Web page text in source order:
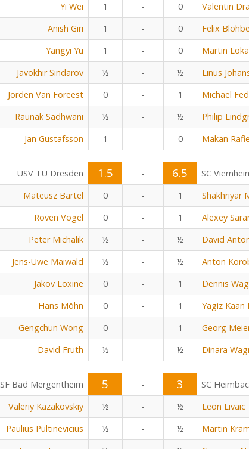
Yi Wei 1 - 0 Valentin
Anish Giri 1 - 0 Felix
Yangyi Yu 1 - 0 Martin
Javokhir Sindarov ½ - ½ Linus
Jorden Van Foreest 0 - 1 Michael
Raunak Sadhwani ½ - ½ Philip
Jan Gustafsson 1 - 0 Makan
USV TU Dresden 1.5 - 6.5
SC
Mateusz Bartel 0 - 1 Shakhriyar
Roven Vogel 0 - 1 Alexey
Peter Michalik ½ - ½ David
Jens-Uwe Maiwald ½ - ½ Anton
Jakov Loxine 0 - 1 Dennis
Hans Möhn 0 - 1 Yagiz Kaan
Gengchun Wong 0 - 1 Georg
David Fruth ½ - ½ Dinara
SF Bad Mergentheim 5 - 3
SC
Valeriy Kazakovskiy ½ - ½ Leon Livaic
Paulius Pultinevicius ½ - ½ Martin